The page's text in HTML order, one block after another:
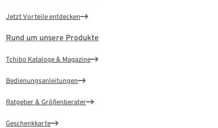
Jetzt Vorteile entdecken
Rund um unsere Produkte
Tchibo Kataloge & Magazine
Bedienungsanleitungen
Ratgeber & Größenberater
Geschenkkarte